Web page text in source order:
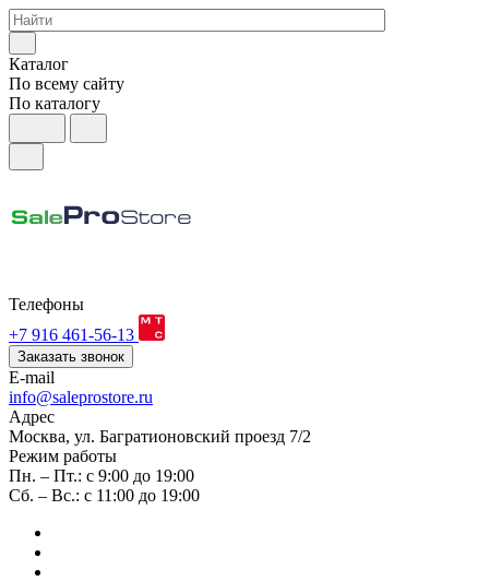
Каталог
По всему сайту
По каталогу
Телефоны
+7 916 461-56-13
Заказать звонок
E-mail
info@saleprostore.ru
Адрес
Москва, ул. Багратионовский проезд 7/2
Режим работы
Пн. – Пт.: с 9:00 до 19:00
Сб. – Вс.: с 11:00 до 19:00